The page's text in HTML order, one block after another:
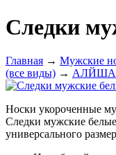
Следки
Главная → Мужские
(все виды) → АЛЙША
Носки укороченные
Следки мужские
универсального